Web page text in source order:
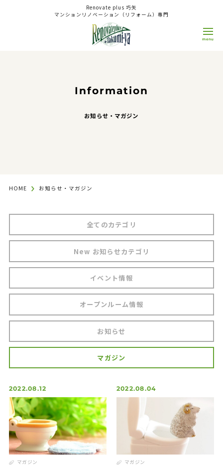
Renovate plus 巧矢
マンションリノベーション（リフォーム）専門
サービス
Renovation（Reform）
マンションリノベーション(リフォーム)
How to Renovate
リノベの始め方
Support
アフターフォローと安心サポート
Flow
FAQ
よくあるご質問
Information
お知らせ・マガジン
Contact
お問い合わせ
Information
お知らせ・マガジン
HOME お知らせ・マガジン
全てのカテゴリ
New お知らせカテゴリ
イベント情報
オープンルーム情報
お知らせ
マガジン
2022.08.12
マガジン
2022.08.04
マガジン